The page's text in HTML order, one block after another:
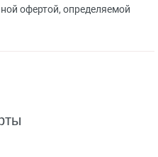
офертой, определяемой